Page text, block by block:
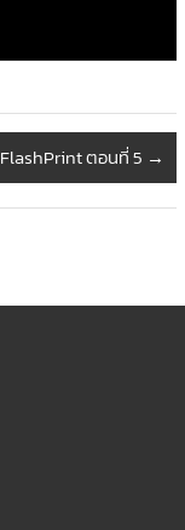
FlashPrint ตอนที่ 5 →